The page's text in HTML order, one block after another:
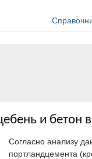
и бетон
Согласно анализу
портландцемента